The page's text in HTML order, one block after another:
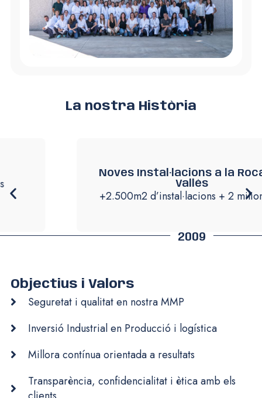
La nostra Història
Noves Instal·lacions a la Roca del
+2.500m2 d’instal·lacions + 2 milions inv
2009
Objectius i Valors
Seguretat i qualitat en nostra MMP
Inversió Industrial en Producció i logística
Millora contínua orientada a resultats
Transparència, confidencialitat i ètica amb els